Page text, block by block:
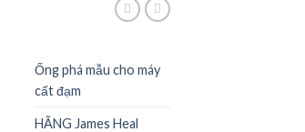
Ống phá mẫu cho máy
cất đạm
HÃNG James Heal